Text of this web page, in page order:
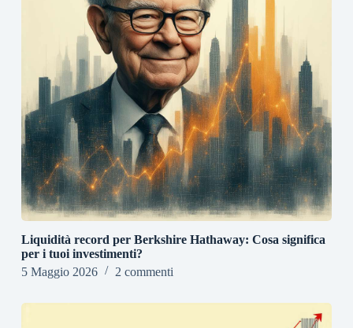
Liquidità record per Berkshire Hathaway: Cosa significa
per i tuoi investimenti?
5 Maggio 2026
2 commenti